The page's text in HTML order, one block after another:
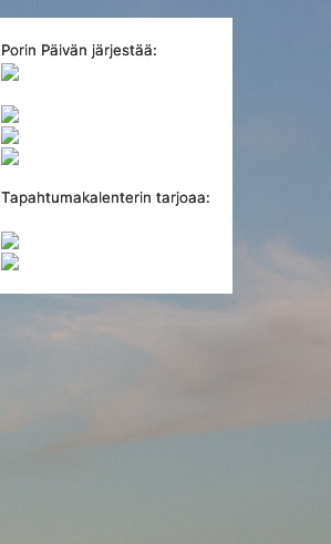
Porin Päivän järjestää:
Tapahtumakalenterin tarjoaa: